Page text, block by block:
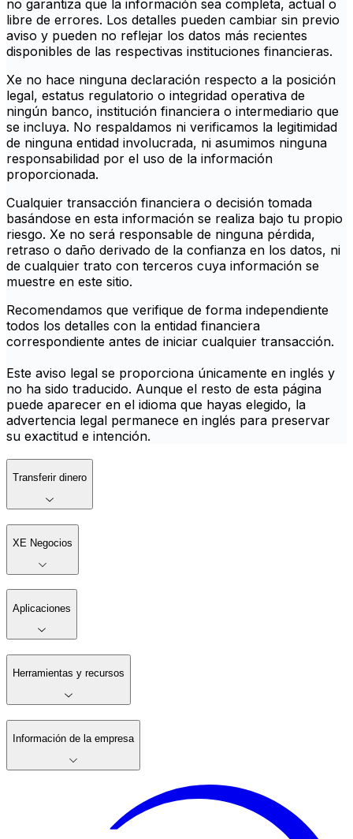
no garantiza que la información sea completa, actual o
libre de errores. Los detalles pueden cambiar sin previo
aviso y pueden no reflejar los datos más recientes
disponibles de las respectivas instituciones financieras.
Xe no hace ninguna declaración respecto a la posición
legal, estatus regulatorio o integridad operativa de
ningún banco, institución financiera o intermediario que
se incluya. No respaldamos ni verificamos la legitimidad
de ninguna entidad involucrada, ni asumimos ninguna
responsabilidad por el uso de la información
proporcionada.
Cualquier transacción financiera o decisión tomada
basándose en esta información se realiza bajo tu propio
riesgo. Xe no será responsable de ninguna pérdida,
retraso o daño derivado de la confianza en los datos, ni
de cualquier trato con terceros cuya información se
muestre en este sitio.
Recomendamos que verifique de forma independiente
todos los detalles con la entidad financiera
correspondiente antes de iniciar cualquier transacción.
Este aviso legal se proporciona únicamente en inglés y
no ha sido traducido. Aunque el resto de esta página
puede aparecer en el idioma que hayas elegido, la
advertencia legal permanece en inglés para preservar
su exactitud e intención.
Transferir dinero
XE Negocios
Aplicaciones
Herramientas y recursos
Información de la empresa